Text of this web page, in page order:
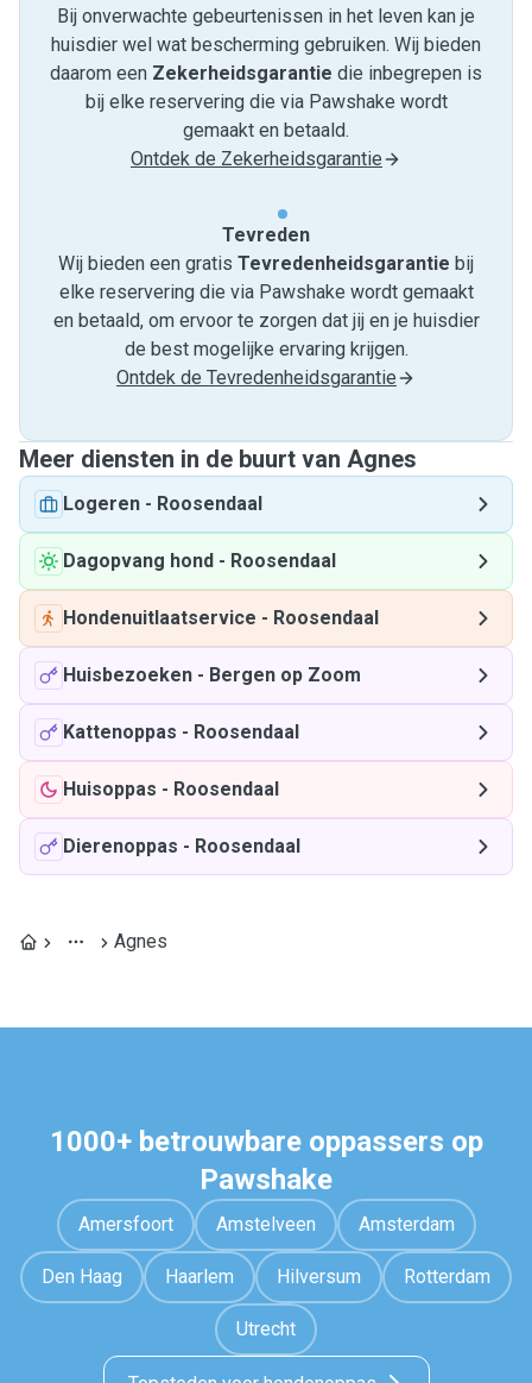
Bij onverwachte gebeurtenissen in het leven kan je
huisdier wel wat bescherming gebruiken. Wij bieden
daarom een Zekerheidsgarantie die inbegrepen is
bij elke reservering die via Pawshake wordt
gemaakt en betaald.
Ontdek de Zekerheidsgarantie
Tevreden
Wij bieden een gratis Tevredenheids­garantie bij
elke reservering die via Pawshake wordt gemaakt
en betaald, om ervoor te zorgen dat jij en je huisdier
de best mogelijke ervaring krijgen.
Ontdek de Tevredenheidsgarantie
Meer diensten in de buurt van Agnes
Logeren - Roosendaal
Dagopvang hond - Roosendaal
Hondenuitlaatservice - Roosendaal
Huisbezoeken - Bergen op Zoom
Kattenoppas - Roosendaal
Huisoppas - Roosendaal
Dierenoppas - Roosendaal
Agnes
1000+ betrouwbare oppassers op
Pawshake
Amersfoort Amstelveen Amsterdam
Den Haag Haarlem Hilversum Rotterdam
Utrecht